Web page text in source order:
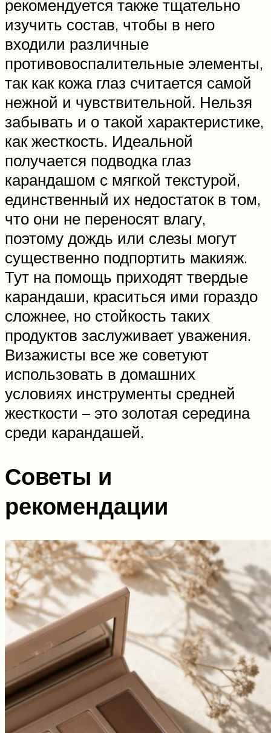
рекомендуется также тщательно
изучить состав, чтобы в него
входили различные
противовоспалительные элементы,
так как кожа глаз считается самой
нежной и чувствительной. Нельзя
забывать и о такой характеристике,
как жесткость. Идеальной
получается подводка глаз
карандашом с мягкой текстурой,
единственный их недостаток в том,
что они не переносят влагу,
поэтому дождь или слезы могут
существенно подпортить макияж.
Тут на помощь приходят твердые
карандаши, краситься ими гораздо
сложнее, но стойкость таких
продуктов заслуживает уважения.
Визажисты все же советуют
использовать в домашних
условиях инструменты средней
жесткости – это золотая середина
среди карандашей.
Советы и
рекомендации